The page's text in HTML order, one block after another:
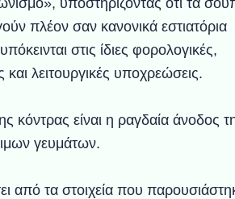
πλέον σαν κανονικά εστιατόρια
στις ίδιες φορολογικές,
και λειτουργικές υποχρεώσεις.
κόντρας είναι η ραγδαία άνοδος
γευμάτων.
από τα στοιχεία που